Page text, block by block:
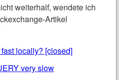
weiterhalf, wendete ich
Artikel
locally? [closed]
very slow